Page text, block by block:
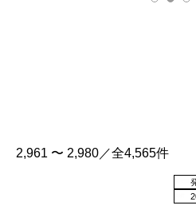
2,961 〜 2,980／全4,565件